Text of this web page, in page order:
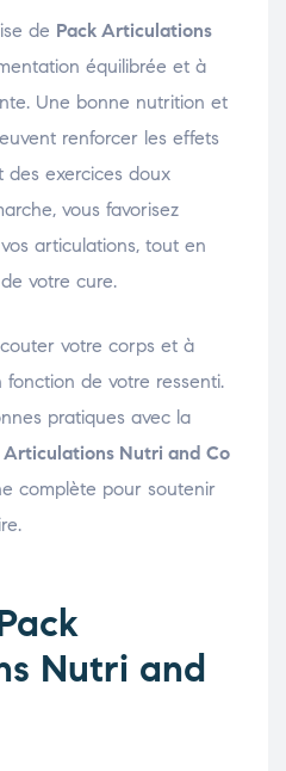
de Pack Articulations
équilibrée et à
Une bonne nutrition et
renforcer les effets
des exercices doux
vous favorisez
articulations, tout en
votre cure.
votre corps et à
de votre ressenti.
pratiques avec la
Articulations Nutri and Co
complète pour soutenir
Nutri and